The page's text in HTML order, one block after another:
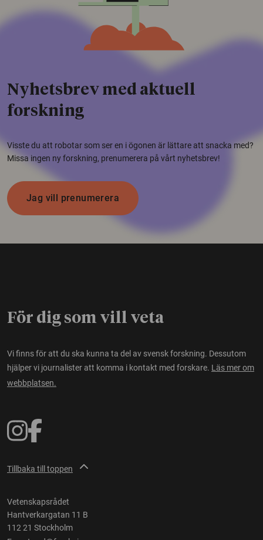
Nyhetsbrev med aktuell
forskning
Visste du att robotar som ser en i ögonen är lättare att snacka med?
Missa ingen ny forskning, prenumerera på vårt nyhetsbrev!
Jag vill prenumerera
För dig som vill veta
Vi finns för att du ska kunna ta del av svensk forskning. Dessutom
hjälper vi journalister att komma i kontakt med forskare. Läs mer om
webbplatsen.
Tillbaka till toppen
Vetenskapsrådet
Hantverkargatan 11 B
112 21 Stockholm